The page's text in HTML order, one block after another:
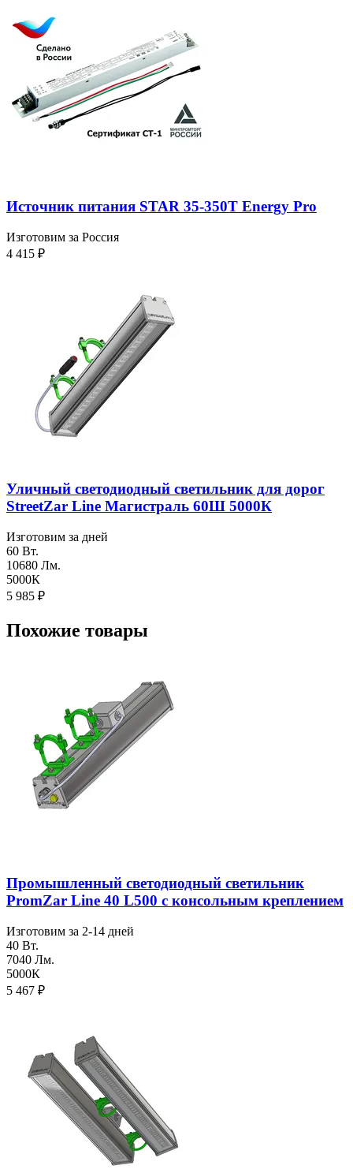
Источник питания STAR 35-350T Energy Pro
Изготовим за Россия
4 415 ₽
Уличный светодиодный светильник для дорог
StreetZar Line Магистраль 60Ш 5000К
Изготовим за дней
60 Вт.
10680 Лм.
5000К
5 985 ₽
Похожие товары
Промышленный светодиодный светильник
PromZar Line 40 L500 с консольным креплением
Изготовим за 2-14 дней
40 Вт.
7040 Лм.
5000К
5 467 ₽